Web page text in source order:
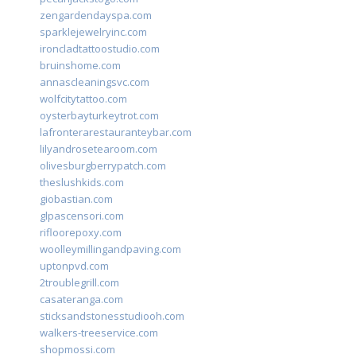
zengardendayspa.com
sparklejewelryinc.com
ironcladtattoostudio.com
bruinshome.com
annascleaningsvc.com
wolfcitytattoo.com
oysterbayturkeytrot.com
lafronterarestauranteybar.com
lilyandrosetearoom.com
olivesburgberrypatch.com
theslushkids.com
giobastian.com
glpascensori.com
rifloorepoxy.com
woolleymillingandpaving.com
uptonpvd.com
2troublegrill.com
casateranga.com
sticksandstonesstudiooh.com
walkers-treeservice.com
shopmossi.com